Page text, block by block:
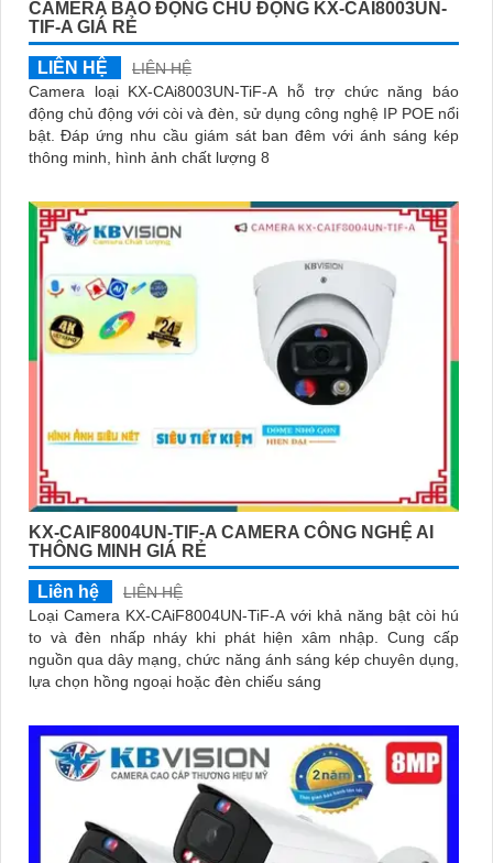
CAMERA BÁO ĐỘNG CHỦ ĐỘNG KX-CAI8003UN-
TIF-A GIÁ RẺ
LIÊN HỆ
LIÊN HỆ
Camera loại KX-CAi8003UN-TiF-A hỗ trợ chức năng báo
động chủ động với còi và đèn, sử dụng công nghệ IP POE nổi
bật. Đáp ứng nhu cầu giám sát ban đêm với ánh sáng kép
thông minh, hình ảnh chất lượng 8
KX-CAIF8004UN-TIF-A CAMERA CÔNG NGHỆ AI
THÔNG MINH GIÁ RẺ
Liên hệ
LIÊN HỆ
Loại Camera KX-CAiF8004UN-TiF-A với khả năng bật còi hú
to và đèn nhấp nháy khi phát hiện xâm nhập. Cung cấp
nguồn qua dây mạng, chức năng ánh sáng kép chuyên dụng,
lựa chọn hồng ngoại hoặc đèn chiếu sáng